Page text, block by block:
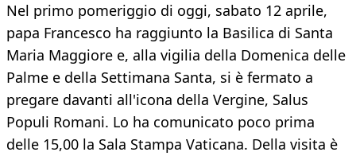
Nel primo pomeriggio di oggi, sabato 12 aprile,
papa Francesco ha raggiunto la Basilica di Santa
Maria Maggiore e, alla vigilia della Domenica delle
Palme e della Settimana Santa, si è fermato a
pregare davanti all'icona della Vergine, Salus
Populi Romani. Lo ha comunicato poco prima
delle 15,00 la Sala Stampa Vaticana. Della visita è